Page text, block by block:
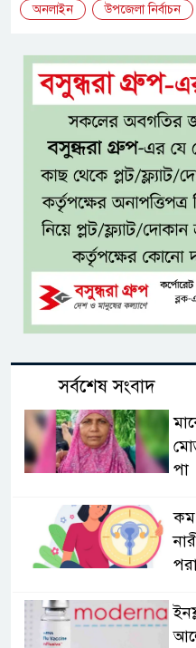
অনলাইন উপজেলা নির্বাচন
সর্বশেষ সংবাদ
পা
কম